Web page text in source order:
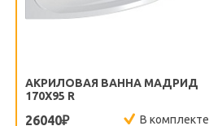
АКРИЛОВАЯ ВАННА МАДРИД
170X95 R
26040₽ В комплекте